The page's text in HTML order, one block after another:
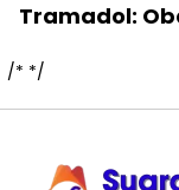
Tramadol:
/* */